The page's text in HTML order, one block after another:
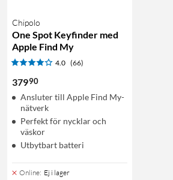
Chipolo
One Spot Keyfinder med
Apple Find My
4.0 (66)
37990
Ansluter till Apple Find My-
nätverk
Perfekt för nycklar och
väskor
Utbytbart batteri
Online: Ej i lager